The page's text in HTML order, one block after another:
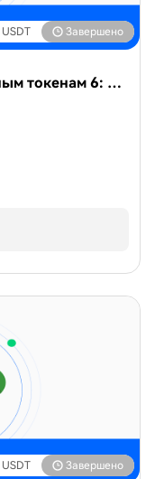
USDT Завершено
Неделя обучения по популярным токенам 6: Восстановление мем-монет на Solana, 2026 год может стать годом трансформации для XRP
USDT Завершено